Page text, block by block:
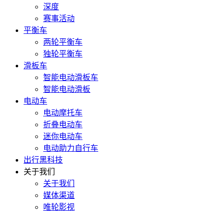
深度
赛事活动
平衡车
两轮平衡车
独轮平衡车
滑板车
智能电动滑板车
智能电动滑板
电动车
电动摩托车
折叠电动车
迷你电动车
电动助力自行车
出行黑科技
关于我们
关于我们
媒体渠道
唯轮影视